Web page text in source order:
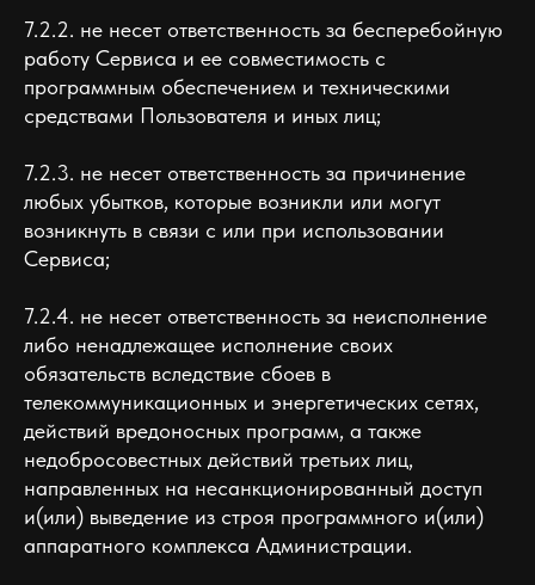
7.2.2. не несет ответственность за бесперебойную
работу Сервиса и ее совместимость с
программным обеспечением и техническими
средствами Пользователя и иных лиц;
7.2.3. не несет ответственность за причинение
любых убытков, которые возникли или могут
возникнуть в связи с или при использовании
Сервиса;
7.2.4. не несет ответственность за неисполнение
либо ненадлежащее исполнение своих
обязательств вследствие сбоев в
телекоммуникационных и энергетических сетях,
действий вредоносных программ, а также
недобросовестных действий третьих лиц,
направленных на несанкционированный доступ
и(или) выведение из строя программного и(или)
аппаратного комплекса Администрации.